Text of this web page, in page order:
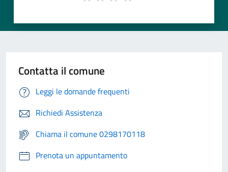
Contatta il comune
Leggi le domande frequenti
Richiedi Assistenza
Chiama il comune 0298170118
Prenota un appuntamento